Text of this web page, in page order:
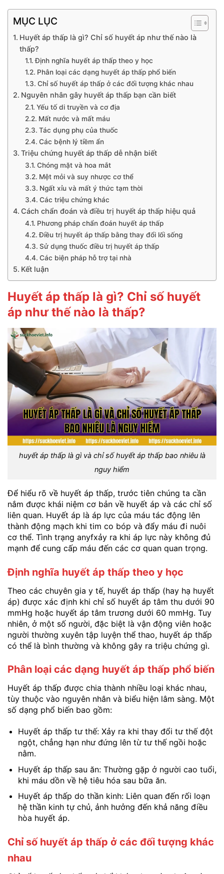
MỤC LỤC
Huyết áp thấp là gì? Chỉ số huyết áp như thế nào là
thấp?
Định nghĩa huyết áp thấp theo y học
Phân loại các dạng huyết áp thấp phổ biến
Chỉ số huyết áp thấp ở các đối tượng khác nhau
Nguyên nhân gây huyết áp thấp bạn cần biết
Yếu tố di truyền và cơ địa
Mất nước và mất máu
Tác dụng phụ của thuốc
Các bệnh lý tiềm ẩn
Triệu chứng huyết áp thấp dễ nhận biết
Chóng mặt và hoa mắt
Mệt mỏi và suy nhược cơ thể
Ngất xỉu và mất ý thức tạm thời
Các triệu chứng khác
Cách chẩn đoán và điều trị huyết áp thấp hiệu quả
Phương pháp chẩn đoán huyết áp thấp
Điều trị huyết áp thấp bằng thay đổi lối sống
Sử dụng thuốc điều trị huyết áp thấp
Các biện pháp hỗ trợ tại nhà
Kết luận
Huyết áp thấp là gì? Chỉ số huyết
áp như thế nào là thấp?
huyết áp thấp là gì và chỉ số huyết áp thấp bao nhiêu là
nguy hiểm
Để hiểu rõ về huyết áp thấp, trước tiên chúng ta cần
nắm được khái niệm cơ bản về huyết áp và các chỉ số
liên quan. Huyết áp là áp lực của máu tác động lên
thành động mạch khi tim co bóp và đẩy máu đi nuôi
cơ thể. Tình trạng anyfxảy ra khi áp lực này không đủ
mạnh để cung cấp máu đến các cơ quan quan trọng.
Định nghĩa huyết áp thấp theo y học
Theo các chuyên gia y tế, huyết áp thấp (hay hạ huyết
áp) được xác định khi chỉ số huyết áp tâm thu dưới 90
mmHg hoặc huyết áp tâm trương dưới 60 mmHg. Tuy
nhiên, ở một số người, đặc biệt là vận động viên hoặc
người thường xuyên tập luyện thể thao, huyết áp thấp
có thể là bình thường và không gây ra triệu chứng gì.
Phân loại các dạng huyết áp thấp phổ biến
Huyết áp thấp được chia thành nhiều loại khác nhau,
tùy thuộc vào nguyên nhân và biểu hiện lâm sàng. Một
số dạng phổ biến bao gồm:
Huyết áp thấp tư thế: Xảy ra khi thay đổi tư thế đột
ngột, chẳng hạn như đứng lên từ tư thế ngồi hoặc
nằm.
Huyết áp thấp sau ăn: Thường gặp ở người cao tuổi,
khi máu dồn về hệ tiêu hóa sau bữa ăn.
Huyết áp thấp do thần kinh: Liên quan đến rối loạn
hệ thần kinh tự chủ, ảnh hưởng đến khả năng điều
hòa huyết áp.
Chỉ số huyết áp thấp ở các đối tượng khác
nhau